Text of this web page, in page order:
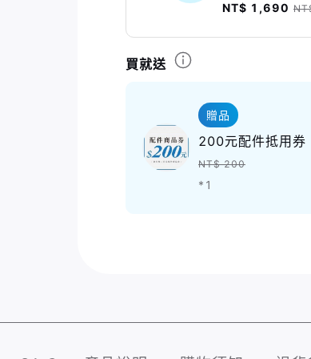
NT$ 1,690
買就送
贈品
200元配件抵用券
NT$ 200
*1